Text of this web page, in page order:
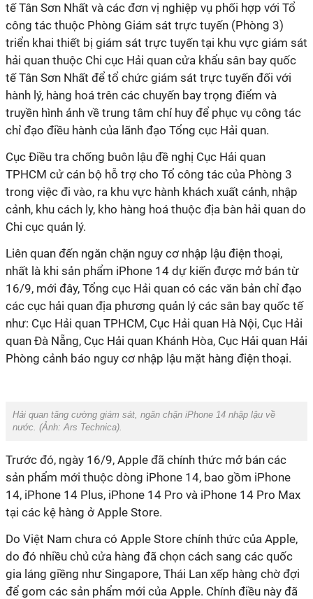
tế Tân Sơn Nhất và các đơn vị nghiệp vụ phối hợp với Tổ
công tác thuộc Phòng Giám sát trực tuyến (Phòng 3)
triển khai thiết bị giám sát trực tuyến tại khu vực giám sát
hải quan thuộc Chi cục Hải quan cửa khẩu sân bay quốc
tế Tân Sơn Nhất để tổ chức giám sát trực tuyến đối với
hành lý, hàng hoá trên các chuyến bay trọng điểm và
truyền hình ảnh về trung tâm chỉ huy để phục vụ công tác
chỉ đạo điều hành của lãnh đạo Tổng cục Hải quan.
Cục Điều tra chống buôn lậu đề nghị Cục Hải quan
TPHCM cử cán bộ hỗ trợ cho Tổ công tác của Phòng 3
trong việc đi vào, ra khu vực hành khách xuất cảnh, nhập
cảnh, khu cách ly, kho hàng hoá thuộc địa bàn hải quan do
Chi cục quản lý.
Liên quan đến ngăn chặn nguy cơ nhập lậu điện thoại,
nhất là khi sản phẩm iPhone 14 dự kiến được mở bán từ
16/9, mới đây, Tổng cục Hải quan có các văn bản chỉ đạo
các cục hải quan địa phương quản lý các sân bay quốc tế
như: Cục Hải quan TPHCM, Cục Hải quan Hà Nội, Cục Hải
quan Đà Nẵng, Cục Hải quan Khánh Hòa, Cục Hải quan Hải
Phòng cảnh báo nguy cơ nhập lậu mặt hàng điện thoại.
Hải quan tăng cường giám sát, ngăn chặn iPhone 14 nhập lậu về
nước. (Ảnh:Ars Technica).
Trước đó, ngày 16/9, Apple đã chính thức mở bán các
sản phẩm mới thuộc dòng iPhone 14, bao gồm iPhone
14, iPhone 14 Plus, iPhone 14 Pro và iPhone 14 Pro Max
tại các kệ hàng ở Apple Store.
Do Việt Nam chưa có Apple Store chính thức của Apple,
do đó nhiều chủ cửa hàng đã chọn cách sang các quốc
gia láng giềng như Singapore, Thái Lan xếp hàng chờ đợi
để gom các sản phẩm mới của Apple. Chính điều này đã